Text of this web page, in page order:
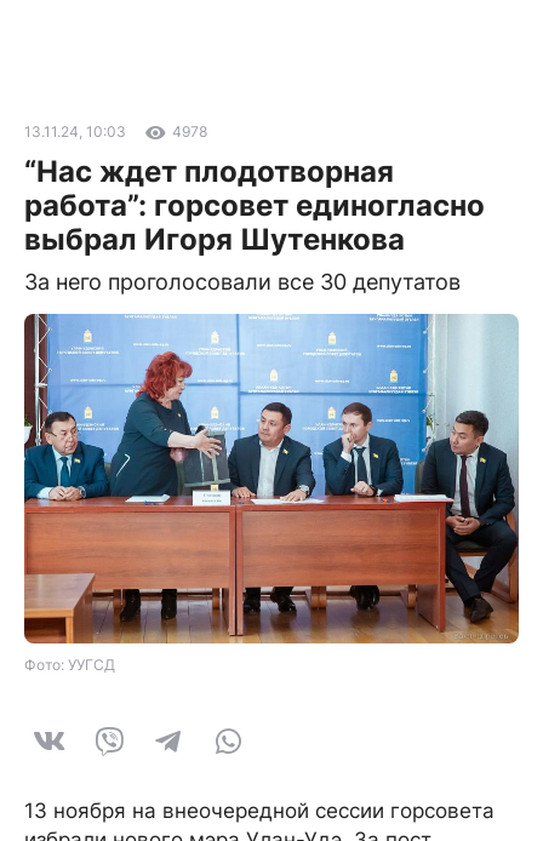
13.11.24, 10:03 4978
“Нас ждет плодотворная
работа”: горсовет единогласно
выбрал Игоря Шутенкова
За него проголосовали все 30 депутатов
Фото: УУГСД
13 ноября на внеочередной сессии горсовета